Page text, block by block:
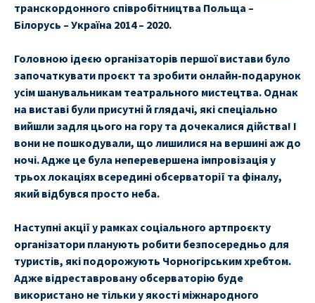
транскордонного співробітництва Польща –
Білорусь – Україна 2014 – 2020.
Головною ідеєю організаторів першої вистави було
започаткувати проєкт та зробити онлайн-подарунок
усім шанувальникам театрального мистецтва. Однак
на виставі були присутні й глядачі, які спеціально
вийшли задля цього на гору та дочекалися дійства! І
вони не пошкодували, що лишилися на вершині аж до
ночі. Адже це була неперевершена імпровізація у
трьох локаціях всередині обсерваторії та фіналу,
який відбувся просто неба.
Наступні акції у рамках соціального артпроєкту
організатори планують робити безпосередньо для
туристів, які подорожують Чорногірським хребтом.
Адже відреставровану обсерваторію буде
використано не тільки у якості міжнародного